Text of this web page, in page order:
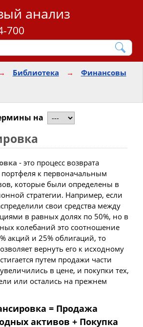
анализ
700
→ Библиотека →
Финансовы
на
- это процесс возврата
к первоначальным
которые были определены в
стратегии. Например, если
свои средства между
в равных долях по 50%, но в
колебаний это соотношение
акций и 25% облигаций, то
вернуть его к исходному
путем продажи части
в цене, и покупки тех,
или остались на прежнем
= Продажа
активов + Покупка